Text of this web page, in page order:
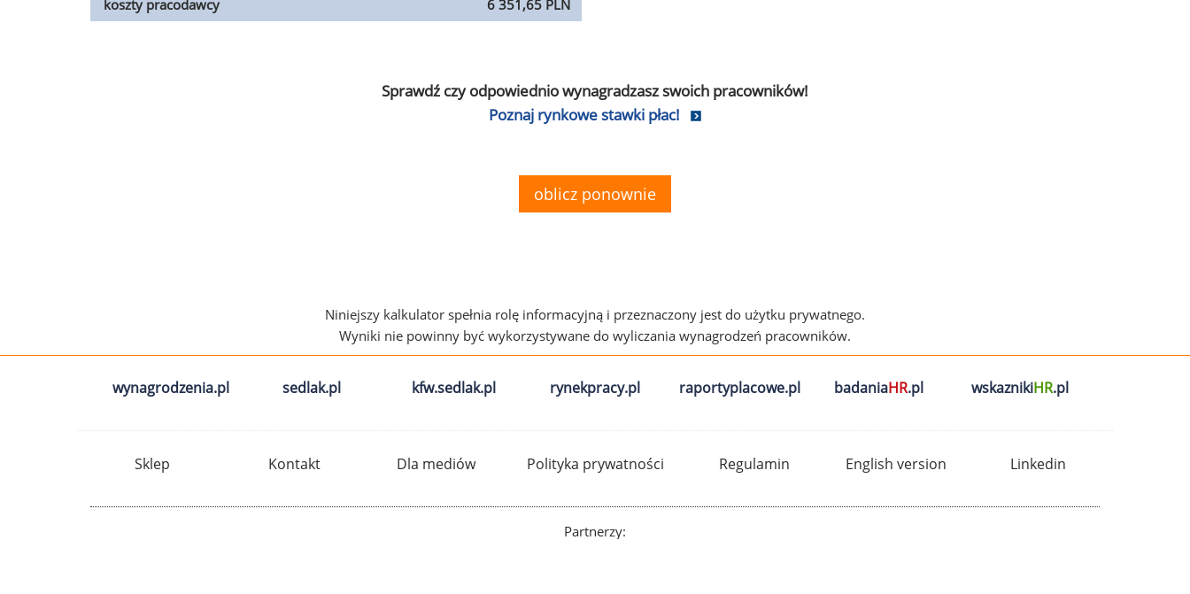
koszty pracodawcy
6 351,65 PLN
Sprawdź czy odpowiednio wynagradzasz swoich pracowników!
Poznaj rynkowe stawki płac!
oblicz ponownie
Niniejszy kalkulator spełnia rolę informacyjną i przeznaczony jest do użytku prywatnego.
Wyniki nie powinny być wykorzystywane do wyliczania wynagrodzeń pracowników.
wynagrodzenia.pl sedlak.pl kfw.sedlak.pl rynekpracy.pl raportyplacowe.pl badaniaHR.pl wskaznikiHR.pl
Sklep Kontakt Dla mediów Polityka prywatności Regulamin English version Linkedin
Partnerzy: